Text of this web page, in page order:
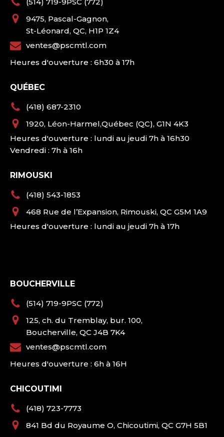
(514) 719-9PSC (772)
9475, Pascal-Gagnon,
St-Léonard, QC, H1P 1Z4
ventes@pscmtl.com
Heures d'ouverture : 6h30 à 17h
QUÉBEC
(418) 687-2310
1920, Léon-Harmel,Québec (QC), G1N 4K3
Heures d'ouverture : lundi au jeudi 7h à 16h30
Vendredi : 7h à 16h
RIMOUSKI
(418) 543-1853
468 Rue de l’Expansion, Rimouski, QC G5M 1A9
Heures d'ouverture : lundi au jeudi 7h à 17h
BOUCHERVILLE
(514) 719-9PSC (772)
125, ch. du Tremblay, bur. 100,
Boucherville, QC J4B 7K4
ventes@pscmtl.com
Heures d'ouverture : 6h à 16H
CHICOUTIMI
(418) 723-7773
841 Bd du Royaume O, Chicoutimi, QC G7H 5B1